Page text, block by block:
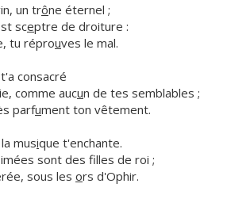
un trône éternel ;
sceptre de droiture :
tu réprouves le mal.
t'a consacré
comme aucun de tes semblables ;
parfument ton vêtement.
musique t'enchante.
sont des flles de roi ;
sous les ors d'Ophir.